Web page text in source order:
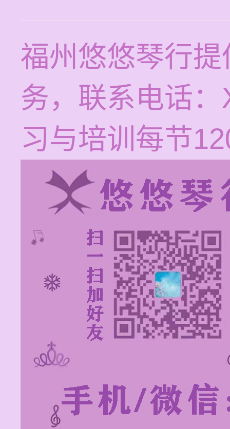
福州悠悠琴行
务，联系电话
习与培训每节